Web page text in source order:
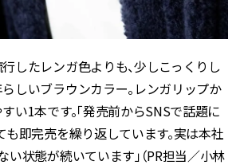
したレンガ色よりも、少しこっくりし
しいブラウンカラー。レンガリップか
い1本です。「発売前からSNSで話題に
も即完売を繰り返しています。実は本社
い状態が続いています」（PR担当／小林